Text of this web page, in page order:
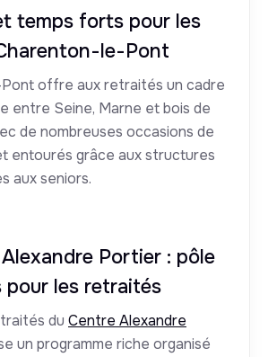
temps forts pour les
le-Pont
offre aux retraités un cadre
entre Seine, Marne et bois de
de nombreuses occasions de
entourés grâce aux structures
aux seniors.
Portier : pôle
les retraités
du Centre Alexandre
un programme riche organisé